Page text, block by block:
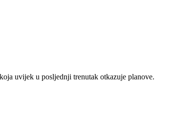
uvijek u posljednji trenutak otkazuje planove.